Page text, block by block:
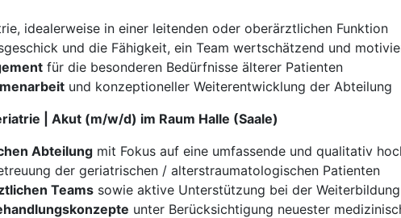
idealerweise in einer leitenden oder oberärztlichen Funktion
und die Fähigkeit, ein Team wertschätzend und
für die besonderen Bedürfnisse älterer Patienten
und konzeptioneller Weiterentwicklung der Abteilung
| Akut (m/w/d) im Raum Halle (Saale)
Abteilung mit Fokus auf eine umfassende und qualitativ
der geriatrischen / alterstraumatologischen Patienten
Teams sowie aktive Unterstützung bei der
unter Berücksichtigung neuester